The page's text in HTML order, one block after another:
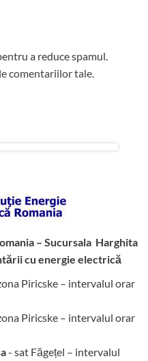
a reduce spamul.
comentariilor tale.
– Sucursala Harghita
cu energie electrică
Piricske – intervalul orar
Piricske – intervalul orar
- sat Făgețel – intervalul